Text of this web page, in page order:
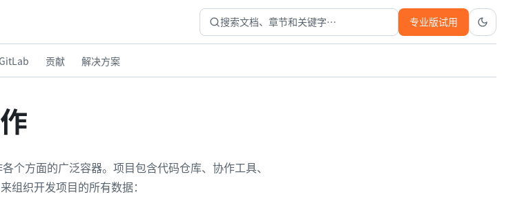
搜索文档、章节和关键字… 专业版试用
贡献 解决方案
个方面的广泛容器。项目包含代码仓库、协作工具、
组织开发项目的所有数据：